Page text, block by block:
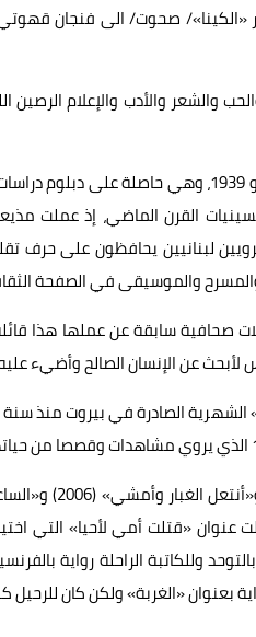
صحوت/ الى فنجان
والأدب والإعلام الرصين
ومي منسى مولودة في بيروت في 20 يوليو
القرن الماضي، إذ عملت
لبنانيين يحافظون على حرف
والموسيقى في الصفحة
صحافية سابقة عن عملها هذا
عن الإنسان الصالح وأضيء
وآخر رواياتها حملت عنوان «قتلت أمي
فتاة مصابة بالتوحد وللكاتبة الراحلة
«الغربة» ولكن كان للرحيل